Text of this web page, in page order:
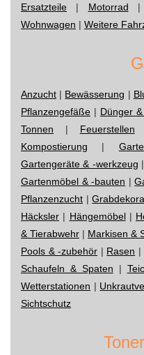
Ersatzteile | Motorrad |
Wohnwagen | Weitere
Anzucht | Bewässerung |
Pflanzengefäße | Dünger
Tonnen | Feuerstellen
Kompostierung |
Gartengeräte & -werkzeug |
Gartenmöbel & -bauten |
Pflanzenzucht |
Häcksler | Hängemöbel|
& Tierabwehr | Markisen &
Pools & -zubehör | Rasen |
Schaufeln & Spaten |
Wetterstationen |
Sichtschutz